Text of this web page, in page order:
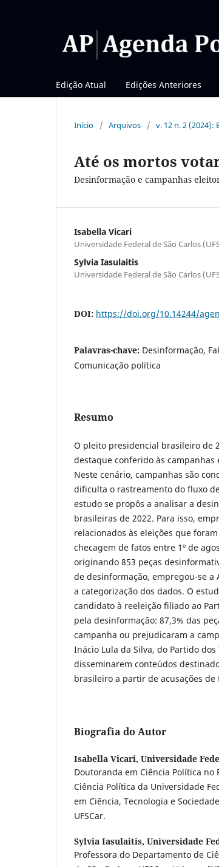
Edição Atual Edições Anteriores
Início / Arquivos / v. 12 n. 2 (2024):
Até os mortos
Desinformação e campanhas
Isabella Vicari
Universidade Federal de São Carlos
Sylvia Iasulaitis
Universidade Federal de São Carlos
DOI: https://doi.org/10.14244/
Palavras-chave: Desinformação,
Comunicação política
Resumo
O pleito presidencial brasileiro de
destaque conferido às
Neste cenário, campanhas são
dificulta o rastreamento do fluxo
estudo se propôs a analisar a
brasileiras de 2022. Para isso,
relacionados às eleições que
checagem de fatos entre 1º de
originando 853 peças
de desinformação, empregou-se
a categorização dos dados. O
candidato à reeleição filiado ao
pela desinformação: 87,3% das
campanha ou prejudicaram a
Inácio Lula da Silva, do Partido
disseminarem conteúdos
brasileiro a partir de acusações
Biografia do Autor
Isabella Vicari, Universidade
Doutoranda em Ciência Política no
Ciência Política da Universidade
em Ciência, Tecnologia e
UFSCar.
Sylvia Iasulaitis, Universidade
Professora do Departamento de